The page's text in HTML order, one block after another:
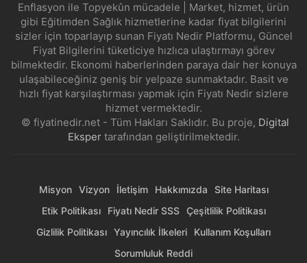
Enflasyon ile Topyekûn mücadele | Market, hizmet, ürün
gibi Eğitimden Sağlık hizmetlerine kadar fiyat bilgilerini
sizler için toparlayıp sunan Fiyatı Nedir Platformu, Güncel
Fiyat Bilgilerini tüketiciye hızlıca ulaştırmayı görev
bilmektedir. Ekonomi haberlerinden paraya dair her konuya
ulaşabileceğiniz geniş bir yelpaze sunmaktadır. Basit ve
hızlı fiyat karşılaştırması yapmak için Fiyatı Nedir sizlere
hizmet vermektedir.
© fiyatinedir.net - Tüm Hakları Saklıdır. Bu proje, Digital
Ekspertarafından geliştirilmektedir.
Misyon Vizyon İletişim Hakkımızda
Site Haritası
Etik Politikası
Fiyatı Nedir SSS
Çeşitlilik Politikası
Gizlilik Politikası Yayıncılık İlkeleri
Kullanım Koşulları
Sorumluluk Reddi